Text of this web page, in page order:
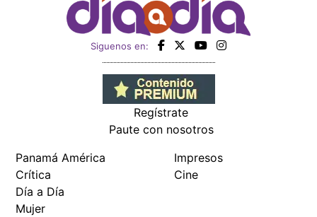
Siguenos en:
Regístrate
Paute con nosotros
Panamá América
Crítica
Día a Día
Mujer
Impresos
Cine